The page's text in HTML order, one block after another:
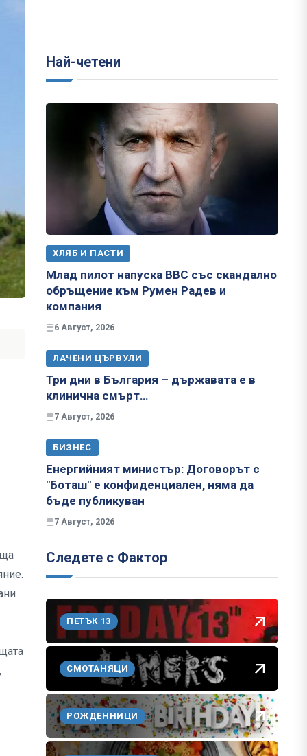
Най-четени
ХЛЯБ И ПАСТИ
Млад пилот напуска ВВС със скандално
обръщение към Румен Радев и
компания
6 Август, 2026
ЛАЧЕНИ ЦЪРВУЛИ
Три дни в България – държавата е в
клинична смърт…
7 Август, 2026
БИЗНЕС
Енергийният министър: Договорът с
"Боташ" е конфиденциален, няма да
бъде публикуван
7 Август, 2026
Следете с Фактор
ПЕТЪК 13
СМОТАНЯЦИ
РОЖДЕННИЦИ